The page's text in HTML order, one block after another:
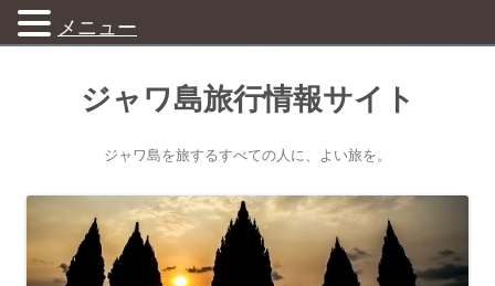
ジャワ島旅行情報サイト
ジャワ島を旅するすべての人に、よい旅を。
メニュー